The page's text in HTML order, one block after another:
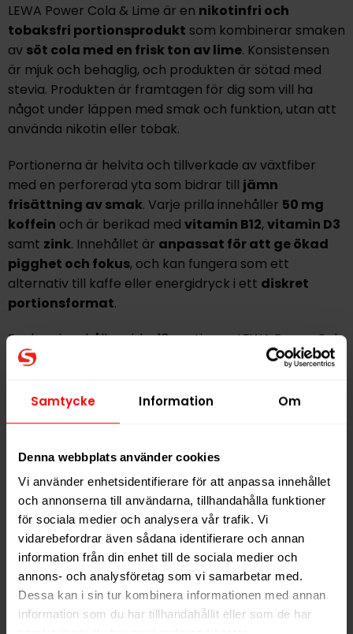
Samtycke Information Om
Denna webbplats använder cookies
Vi använder enhetsidentifierare för att anpassa innehållet
och annonserna till användarna, tillhandahålla funktioner
för sociala medier och analysera vår trafik. Vi
vidarebefordrar även sådana identifierare och annan
information från din enhet till de sociala medier och
annons- och analysföretag som vi samarbetar med.
Dessa kan i sin tur kombinera informationen med annan
information som du har tillhandahållit eller som de har
LEWA Power Cola & Lime är en nikotinfri och
tobaksfri portionsprodukt som kombinerar smaken
av söt cola med en frisk ton av lime. Konsistensen
är mjuk och behaglig, och produkten är sötad med
stevia. Produkten är framtagen för dig som vill ha
något under läppen med smak och funktion, utan att
använda nikotin eller tobak.
Portionerna är helvita och tillverkade av växtfiber
med en perforerad yta som bidrar till jämn
frisättning av smak. Varje prilla innehåller 50 mg
koffein och är berikad med vitamin B12, vitamin D3
samt zink. Innehållet är anpassat för att ge ökad
pigghet och fokus, och kan fungera som ett
alternativ till kaffe eller energidryck i ett diskret
portionsformat.
En dosa innehåller cirka 18 portioner. LEWA Power Cola
& Lime tillverkas av LEWA of Sweden AB i Örnsköldsvik
med fokus på nikotinfria alternativ i portionsform.
energi, smak och funktioni ett modernt och
nikotinfritt format. Produkten är inte avsedd som
ersättning för kost eller sömn och
bör användas
ansvarsfullt .
Hitta alla produkter från LEWA
Alla produkter med smakenCitrus,Cola